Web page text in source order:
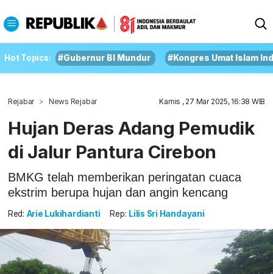
Hot Topics: #Gubernur BI Mundur #Kongres Umat Islam
Rejabar News Rejabar Kamis , 27 Mar 2025, 16:38 WIB
Hujan Deras Adang Pemudik
di Jalur Pantura Cirebon
BMKG telah memberikan peringatan cuaca
ekstrim berupa hujan dan angin kencang
Red: Arie Lukihardianti Rep: Lilis Sri Handayani